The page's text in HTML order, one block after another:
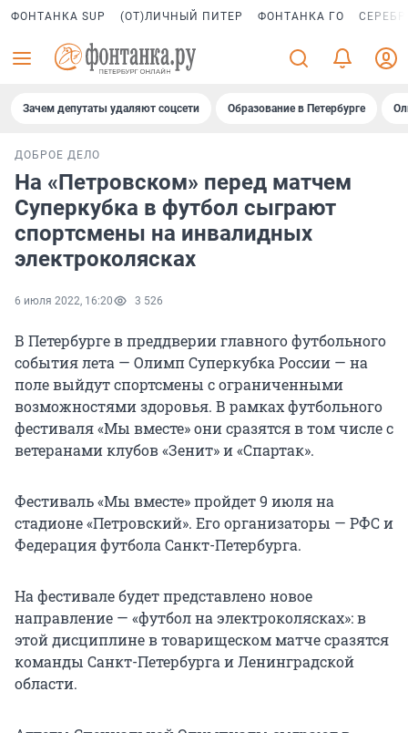
ФОНТАНКА SUP (ОТ)ЛИЧНЫЙ ПИТЕР ФОНТАНКА ГО
Зачем депутаты удаляют соцсети Образование в Петербурге
ДОБРОЕ ДЕЛО
На «Петровском» перед матчем
Суперкубка в футбол сыграют
спортсмены на инвалидных
электроколясках
6 июля 2022, 16:20 3 526
В Петербурге в преддверии главного футбольного
события лета — Олимп Суперкубка России — на
поле выйдут спортсмены с ограниченными
возможностями здоровья. В рамках футбольного
фестиваля «Мы вместе» они сразятся в том числе с
ветеранами клубов «Зенит» и «Спартак».
Фестиваль «Мы вместе» пройдет 9 июля на
стадионе «Петровский». Его организаторы — РФС и
Федерация футбола Санкт-Петербурга.
На фестивале будет представлено новое
направление — «футбол на электроколясках»: в
этой дисциплине в товарищеском матче сразятся
команды Санкт-Петербурга и Ленинградской
области.